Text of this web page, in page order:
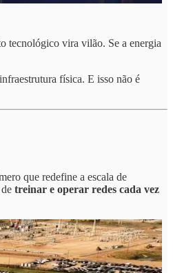
tecnológico vira vilão. Se a energia
física. E isso não é
que redefine a escala de
treinar e operar redes cada vez